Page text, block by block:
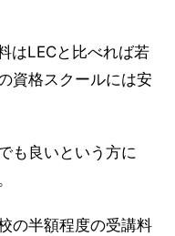
はLECと比べれば若
資格スクールには安
も良いという方に
の半額程度の受講料